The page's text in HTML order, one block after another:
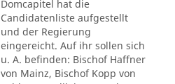
Domcapitel hat die
Candidatenliste aufgestellt
und der Regierung
eingereicht. Auf ihr sollen sich
u. A. befinden: Bischof Haffner
von Mainz, Bischof Kopp von